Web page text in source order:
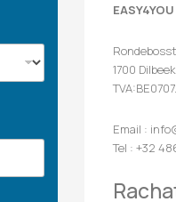
1700 Dilbeek
Email :
Tel : +32